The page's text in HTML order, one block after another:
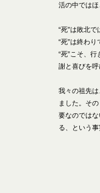
活の中ではほ
“死”は敗北で
“死”は終わり
“死”こそ、
謝と喜びを呼
我々の祖先
ました。そ
要なのでは
る、という